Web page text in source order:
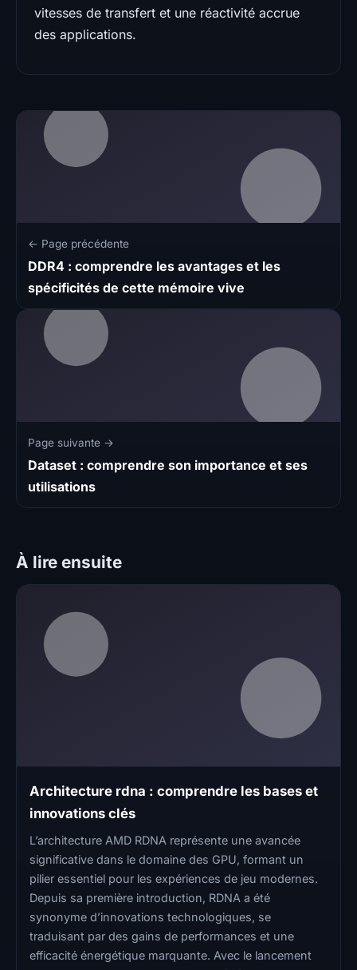
vitesses de transfert et une réactivité accrue
des applications.
← Page précédente
DDR4 : comprendre les avantages et les
spécificités de cette mémoire vive
Page suivante →
Dataset : comprendre son importance et ses
utilisations
À lire ensuite
Architecture rdna : comprendre les bases et
innovations clés
L’architecture AMD RDNA représente une avancée
significative dans le domaine des GPU, formant un
pilier essentiel pour les expériences de jeu modernes.
Depuis sa première introduction, RDNA a été
synonyme d’innovations technologiques, se
traduisant par des gains de performances et une
efficacité énergétique marquante. Avec le lancement